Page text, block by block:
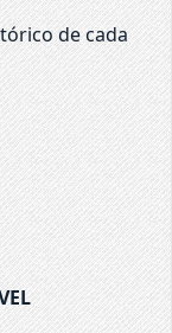
de cada